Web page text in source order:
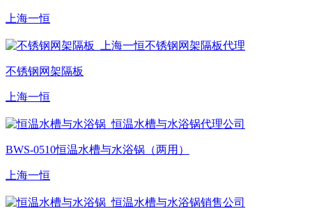
上海一恒
不锈钢网架隔板
上海一恒
BWS-0510恒温水槽与水浴锅（两用）
上海一恒